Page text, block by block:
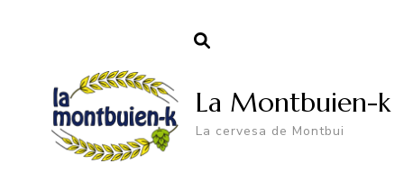
La Montbuien-k
La cervesa de Montbui